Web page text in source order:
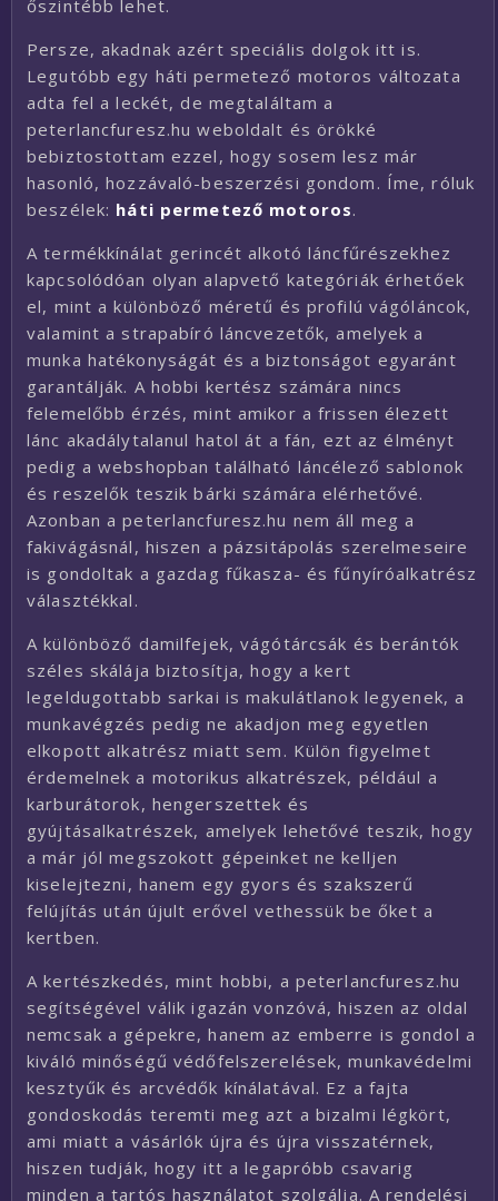
őszintébb lehet.
Persze, akadnak azért speciális dolgok itt is.
Legutóbb egy háti permetező motoros változata
adta fel a leckét, de megtaláltam a
peterlancfuresz.hu weboldalt és örökké
bebiztostottam ezzel, hogy sosem lesz már
hasonló, hozzávaló-beszerzési gondom. Íme, róluk
beszélek: háti permetező motoros.
A termékkínálat gerincét alkotó láncfűrészekhez
kapcsolódóan olyan alapvető kategóriák érhetőek
el, mint a különböző méretű és profilú vágóláncok,
valamint a strapabíró láncvezetők, amelyek a
munka hatékonyságát és a biztonságot egyaránt
garantálják. A hobbi kertész számára nincs
felemelőbb érzés, mint amikor a frissen élezett
lánc akadálytalanul hatol át a fán, ezt az élményt
pedig a webshopban található láncélező sablonok
és reszelők teszik bárki számára elérhetővé.
Azonban a peterlancfuresz.hu nem áll meg a
fakivágásnál, hiszen a pázsitápolás szerelmeseire
is gondoltak a gazdag fűkasza- és fűnyíróalkatrész
választékkal.
A különböző damilfejek, vágótárcsák és berántók
széles skálája biztosítja, hogy a kert
legeldugottabb sarkai is makulátlanok legyenek, a
munkavégzés pedig ne akadjon meg egyetlen
elkopott alkatrész miatt sem. Külön figyelmet
érdemelnek a motorikus alkatrészek, például a
karburátorok, hengerszettek és
gyújtásalkatrészek, amelyek lehetővé teszik, hogy
a már jól megszokott gépeinket ne kelljen
kiselejtezni, hanem egy gyors és szakszerű
felújítás után újult erővel vethessük be őket a
kertben.
A kertészkedés, mint hobbi, a peterlancfuresz.hu
segítségével válik igazán vonzóvá, hiszen az oldal
nemcsak a gépekre, hanem az emberre is gondol a
kiváló minőségű védőfelszerelések, munkavédelmi
kesztyűk és arcvédők kínálatával. Ez a fajta
gondoskodás teremti meg azt a bizalmi légkört,
ami miatt a vásárlók újra és újra visszatérnek,
hiszen tudják, hogy itt a legapróbb csavarig
minden a tartós használatot szolgálja. A rendelési